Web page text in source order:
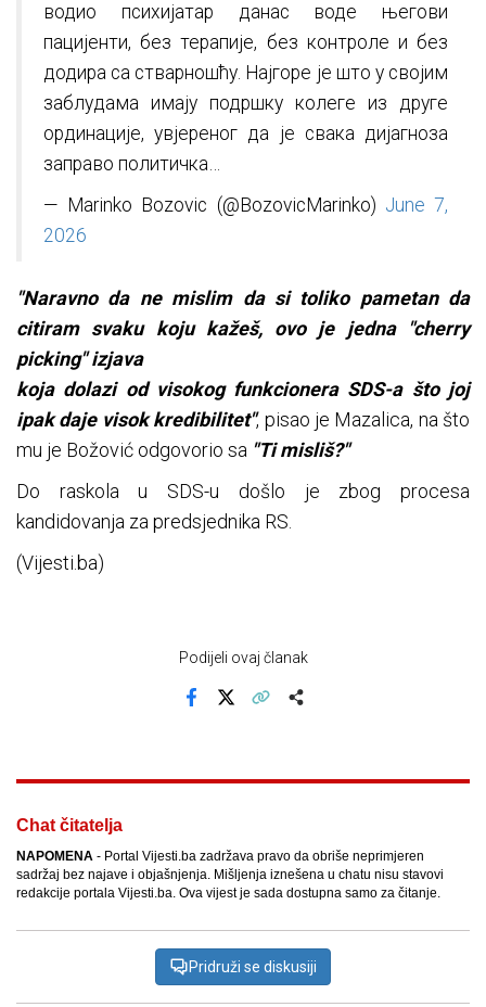
водио психијатар данас воде његови
пацијенти, без терапије, без контроле и без
додира са стварношћу. Најгоре је што у својим
заблудама имају подршку колеге из друге
ординације, увјереног да је свака дијагноза
заправо политичка…
— Marinko Bozovic (@BozovicMarinko) June 7,
2026
"Naravno da ne mislim da si toliko pametan da
citiram svaku koju kažeš, ovo je jedna "cherry
picking" izjava
koja dolazi od visokog funkcionera SDS-a što joj
ipak daje visok kredibilitet", pisao je Mazalica, na što
mu je Božović odgovorio sa "Ti misliš?"
Do raskola u SDS-u došlo je zbog procesa
kandidovanja za predsjednika RS.
(Vijesti.ba)
Podijeli ovaj članak
Chat čitatelja
NAPOMENA - Portal Vijesti.ba zadržava pravo da obriše neprimjeren
sadržaj bez najave i objašnjenja. Mišljenja iznešena u chatu nisu stavovi
redakcije portala Vijesti.ba. Ova vijest je sada dostupna samo za čitanje.
Pridruži se diskusiji